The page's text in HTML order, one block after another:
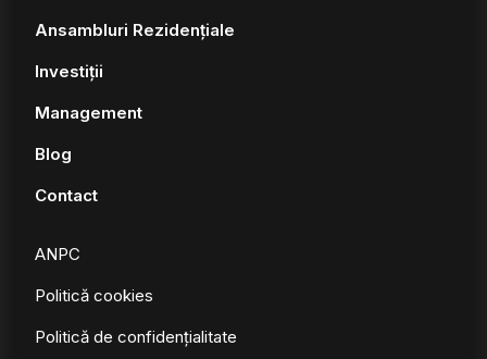
Ansambluri Rezidențiale
Investiții
Management
Blog
Contact
ANPC
Politică cookies
Politică de confidențialitate